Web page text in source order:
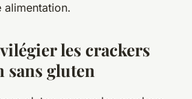
alimentation.
les crackers
sans gluten